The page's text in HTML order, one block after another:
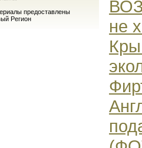
предоставлены
Регион
не